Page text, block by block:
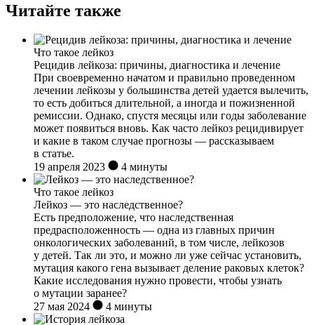
Читайте также
Что такое лейкоз
Рецидив лейкоза: причины, диагностика и лечение
При своевременно начатом и правильно проведенном
лечении лейкозы у большинства детей удается вылечить,
то есть добиться длительной, а иногда и пожизненной
ремиссии. Однако, спустя месяцы или годы заболевание
может появиться вновь. Как часто лейкоз рецидивирует
и какие в таком случае прогнозы — рассказываем
в статье.
19 апреля 2023
4 минуты
Что такое лейкоз
Лейкоз — это наследственное?
Есть предположение, что наследственная
предрасположенность — одна из главных причин
онкологических заболеваний, в том числе, лейкозов
у детей. Так ли это, и можно ли уже сейчас установить,
мутация какого гена вызывает деление раковых клеток?
Какие исследования нужно провести, чтобы узнать
о мутации заранее?
27 мая 2024
4 минуты